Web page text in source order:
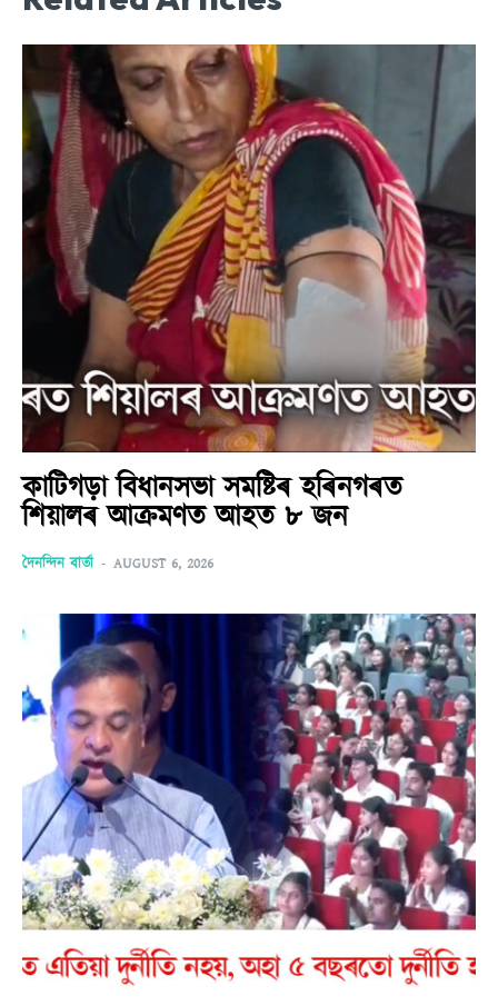
কাটিগড়া বিধানসভা সমষ্টিৰ হৰিনগৰত
শিয়ালৰ আক্ৰমণত আহত ৮ জন
দৈনন্দিন বাৰ্তা - AUGUST 6, 2026